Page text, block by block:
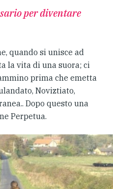
per diventare
quando si unisce ad
la vita di una suora; ci
prima che emetta
Noviztiato,
Dopo questo una
Perpetua.